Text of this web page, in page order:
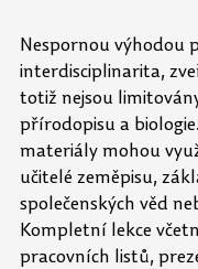
Nespornou výhodou
interdisciplinarita,
totiž nejsou
přírodopisu a
materiály mohou
učitelé zeměpisu,
společenských věd
Kompletní lekce
pracovních listů,